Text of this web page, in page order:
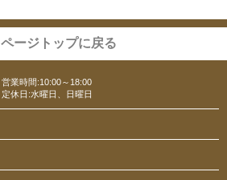
ページトップに戻る
営業時間:10:00～18:00
定休日:水曜日、日曜日